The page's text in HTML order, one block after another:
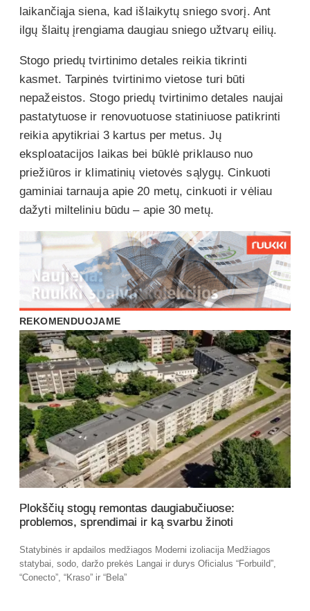
laikančiąja siena, kad išlaikytų sniego svorį. Ant
ilgų šlaitų įrengiama daugiau sniego užtvarų eilių.
Stogo priedų tvirtinimo detales reikia tikrinti
kasmet. Tarpinės tvirtinimo vietose turi būti
nepažeistos. Stogo priedų tvirtinimo detales naujai
pastatytuose ir renovuotuose statiniuose patikrinti
reikia apytikriai 3 kartus per metus. Jų
eksploatacijos laikas bei būklė priklauso nuo
priežiūros ir klimatinių vietovės sąlygų. Cinkuoti
gaminiai tarnauja apie 20 metų, cinkuoti ir vėliau
dažyti milteliniu būdu – apie 30 metų.
REKOMENDUOJAME
Plokščių stogų remontas daugiabučiuose:
problemos, sprendimai ir ką svarbu žinoti
Statybinės ir apdailos medžiagos Moderni izoliacija Medžiagos
statybai, sodo, daržo prekės Langai ir durys Oficialus “Forbuild”,
“Conecto”, “Kraso” ir “Bela”